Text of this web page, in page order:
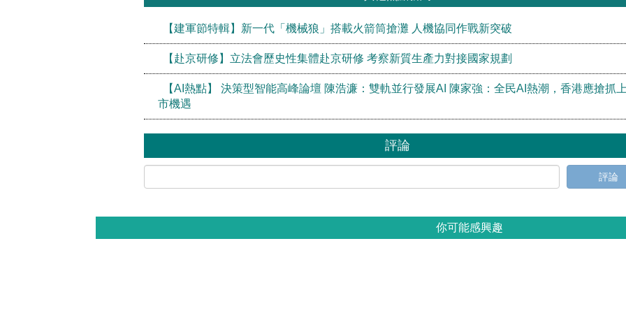
【建軍節特輯】新一代「機械狼」搭載火箭筒搶灘 人機協同作戰新突破
【赴京研修】立法會歷史性集體赴京研修 考察新質生產力對接國家規劃
【AI熱點】 決策型智能高峰論壇 陳浩濂：雙軌並行發展AI 陳家強：全民AI熱潮，香港應搶抓
市機遇
評論
評論
你可能感興趣